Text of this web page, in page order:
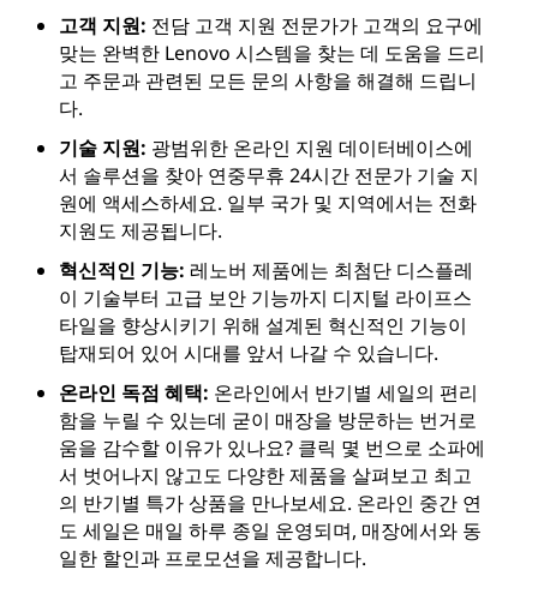
고객 지원: 전담 고객 지원 전문가가 고객의 요구에
맞는 완벽한 Lenovo 시스템을 찾는 데 도움을 드리
고 주문과 관련된 모든 문의 사항을 해결해 드립니
다.
기술 지원: 광범위한 온라인 지원 데이터베이스에
서 솔루션을 찾아 연중무휴 24시간 전문가 기술 지
원에 액세스하세요. 일부 국가 및 지역에서는 전화
지원도 제공됩니다.
혁신적인 기능: 레노버 제품에는 최첨단 디스플레
이 기술부터 고급 보안 기능까지 디지털 라이프스
타일을 향상시키기 위해 설계된 혁신적인 기능이
탑재되어 있어 시대를 앞서 나갈 수 있습니다.
온라인 독점 혜택: 온라인에서 반기별 세일의 편리
함을 누릴 수 있는데 굳이 매장을 방문하는 번거로
움을 감수할 이유가 있나요? 클릭 몇 번으로 소파에
서 벗어나지 않고도 다양한 제품을 살펴보고 최고
의 반기별 특가 상품을 만나보세요. 온라인 중간 연
도 세일은 매일 하루 종일 운영되며, 매장에서와 동
일한 할인과 프로모션을 제공합니다.